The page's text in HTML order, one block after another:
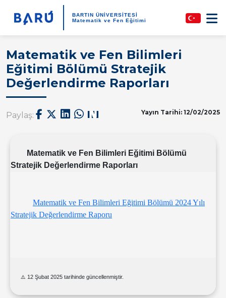
BARTIN ÜNİVERSİTESİ
Matematik ve Fen Eğitimi
Matematik ve Fen Bilimleri
Eğitimi Bölümü Stratejik
Değerlendirme Raporları
Paylaş: Yayın Tarihi: 12/02/2025
Matematik ve Fen Bilimleri Eğitimi Bölümü
Stratejik Değerlendirme Raporları
Matematik ve Fen Bilimleri Eğitimi Bölümü 2024 Yılı
Stratejik Değerlendirme Raporu
⚠️ 12 Şubat 2025 tarihinde güncellenmiştir.